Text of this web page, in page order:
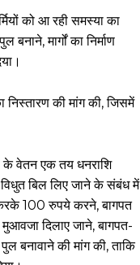
को आ रही समस्या का
मार्गों का निर्माण
की मांग की, जिसमें
के वेतन एक तय धनराशि
बिल लिए जाने के संबंध में
करके 100 रुपये करने, बागपत
दिलाए जाने, बागपत-
बनावाने की मांग की, ताकि